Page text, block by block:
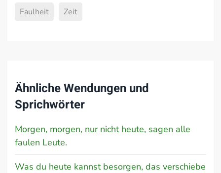
Faulheit Zeit
Ähnliche Wendungen und
Sprichwörter
Morgen, morgen, nur nicht heute, sagen alle
faulen Leute.
Was du heute kannst besorgen, das verschiebe